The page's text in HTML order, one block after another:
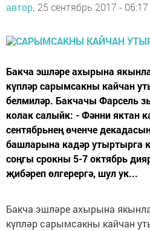
автор, 25 сентябрь 2017 - 06:17
Бакча эшләре ахырына
күпләр сарымсакны кайчан
белмиләр. Бакчачы Фарсель
колак салыйк: - Фәнни яктан
сентябрьнең өченче
башларына кадәр утыртырга
соңгы срокны 5-7 октябрь
җибәреп өлгерергә, шул ук...
Бакча эшләре ахырына
күпләр сарымсакны кайчан